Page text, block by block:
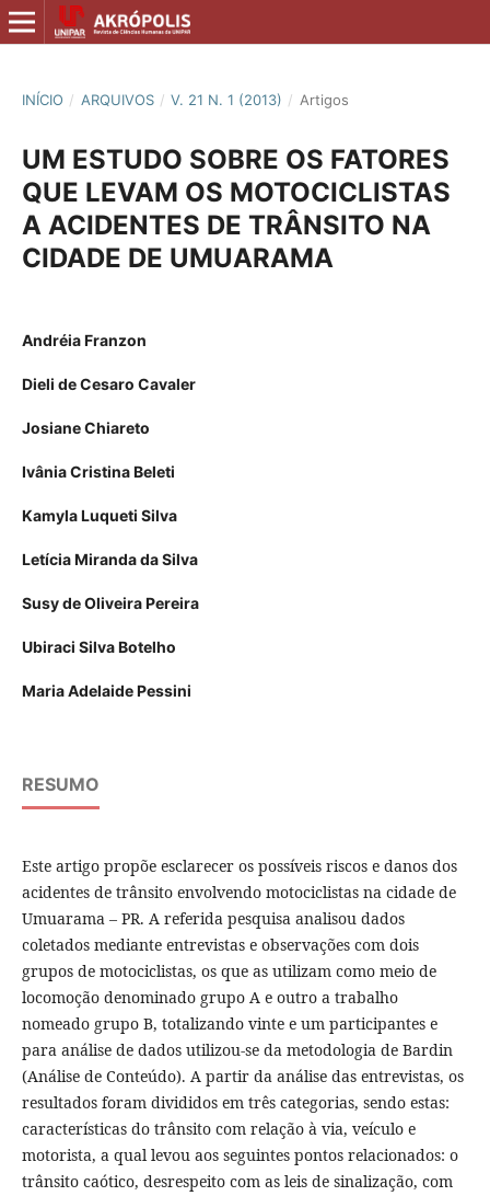
INÍCIO / ARQUIVOS / V. 21 N. 1 (2013) / Artigos
UM ESTUDO SOBRE OS FATORES
QUE LEVAM OS MOTOCICLISTAS
A ACIDENTES DE TRÂNSITO NA
CIDADE DE UMUARAMA
Andréia Franzon
Dieli de Cesaro Cavaler
Josiane Chiareto
Ivânia Cristina Beleti
Kamyla Luqueti Silva
Letícia Miranda da Silva
Susy de Oliveira Pereira
Ubiraci Silva Botelho
Maria Adelaide Pessini
RESUMO
Este artigo propõe esclarecer os possíveis riscos e danos dos
acidentes de trânsito envolvendo motociclistas na cidade de
Umuarama – PR. A referida pesquisa analisou dados
coletados mediante entrevistas e observações com dois
grupos de motociclistas, os que as utilizam como meio de
locomoção denominado grupo A e outro a trabalho
nomeado grupo B, totalizando vinte e um participantes e
para análise de dados utilizou-se da metodologia de Bardin
(Análise de Conteúdo). A partir da análise das entrevistas, os
resultados foram divididos em três categorias, sendo estas:
características do trânsito com relação à via, veículo e
motorista, a qual levou aos seguintes pontos relacionados: o
trânsito caótico, desrespeito com as leis de sinalização, com